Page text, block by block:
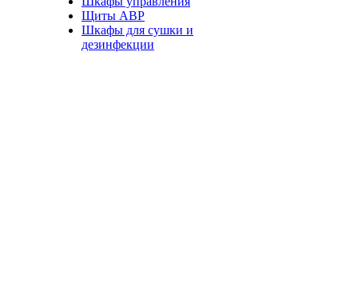
Щиты АВР
Шкафы для сушки и
дезинфекции